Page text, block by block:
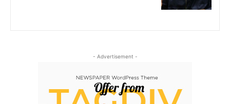
- Advertisement -